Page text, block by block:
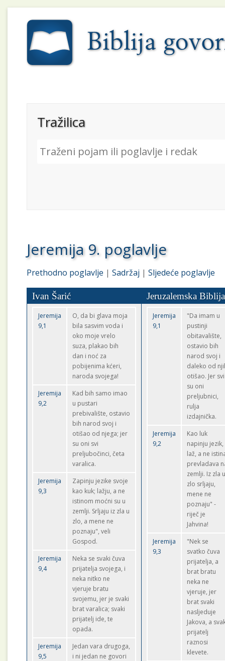
Tražilica
Jeremija 9. poglavlje
Prethodno poglavlje |Sadržaj |Sljedeće poglavlje
Ivan Šarić Jeruzalemska Biblija
Jeremija
9,1
O, da bi glava moja
bila sasvim voda i
oko moje vrelo
suza, plakao bih
dan i noć za
pobijenima kćeri,
naroda svojega!
Jeremija
9,2
Kad bih samo imao
u pustari
prebivalište, ostavio
bih narod svoj i
otišao od njega; jer
su oni svi
preljubočinci, četa
varalica.
Jeremija
9,3
Zapinju jezike svoje
kao kuk; lažju, a ne
istinom moćni su u
zemlji. Srljaju iz zla u
zlo, a mene ne
poznaju", veli
Gospod.
Jeremija
9,4
Neka se svaki čuva
prijatelja svojega, i
neka nitko ne
vjeruje bratu
svojemu, jer je svaki
brat varalica; svaki
prijatelj ide, te
opada.
Jeremija
9,5
Jedan vara drugoga,
i ni jedan ne govori
Jeremija
9,1
"Da imam u
pustinji
obitavalište,
ostavio bih
narod svoj i
daleko od
otišao. Jer svi
su oni
preljubnici,
rulja
izdajnička.
Jeremija
9,2
Kao luk
napinju jezik,
laž, a ne
prevladava
zemlji. Iz zla
zlo srljaju,
mene ne
poznaju" -
riječ je
Jahvina!
Jeremija
9,3
"Nek se
svatko čuva
prijatelja, a
brat bratu
neka ne
vjeruje, jer
brat svaki
nasljeduje
Jakova, a
prijatelj
raznosi
klevete.